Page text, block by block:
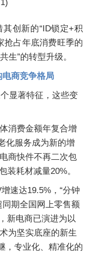
创新的“ID锁定+积
抢占年底消费旺季的
生”的转型升级。
商竞争格局
显著特征，这些变
消费金额年复合增
化服务成为新的增
商快件不再二次包
装耗材减量20%。
速达19.5%，“分钟
期全国网上零售额
新电商已演进为以
为坚实底座的新生
，专业化、精准化的